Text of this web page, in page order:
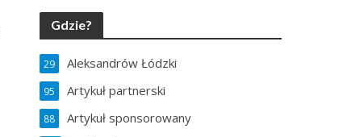
Gdzie?
Aleksandrów Łódzki
29
Artykuł partnerski
95
Artykuł sponsorowany
88